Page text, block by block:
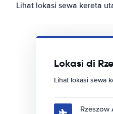
Lihat lokasi sewa kereta
Lokasi di
Lihat lokasi sewa
Rzeszow